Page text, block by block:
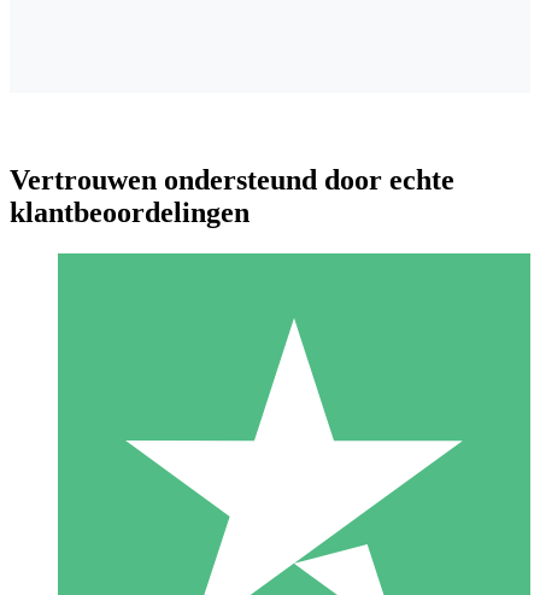
Individuele Creditpakketten
Betaal per gebruik met downloadtegoeden. Geen maandelijkse
1000
Vertrouwen ondersteund door echte
klantbeoordelingen